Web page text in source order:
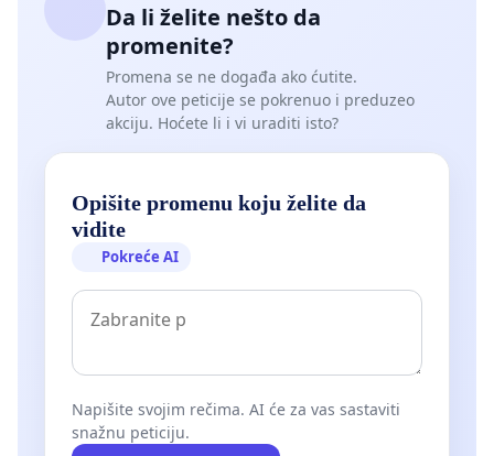
Da li želite nešto da
promenite?
Promena se ne događa ako ćutite.
Autor ove peticije se pokrenuo i preduzeo
akciju. Hoćete li i vi uraditi isto?
Opišite promenu koju želite da
vidite
Pokreće AI
Napišite svojim rečima. AI će za vas sastaviti
snažnu peticiju.